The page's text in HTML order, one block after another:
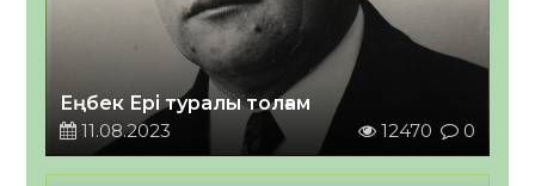
Еңбек Ері туралы толғам
11.08.2023
12470 0